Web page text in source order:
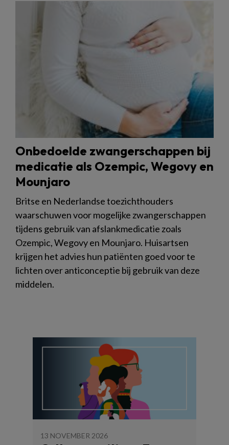
Onbedoelde zwangerschappen bij
medicatie als Ozempic, Wegovy en
Mounjaro
Britse en Nederlandse toezichthouders
waarschuwen voor mogelijke zwangerschappen
tijdens gebruik van afslankmedicatie zoals
Ozempic, Wegovy en Mounjaro. Huisartsen
krijgen het advies hun patiënten goed voor te
lichten over anticonceptie bij gebruik van deze
middelen.
13 NOVEMBER 2026